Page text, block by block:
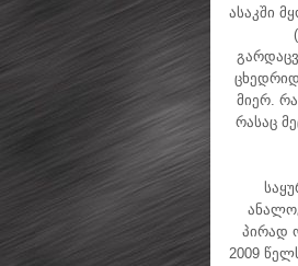
ასაკში
მიერ.
რასაც
პირად
2009